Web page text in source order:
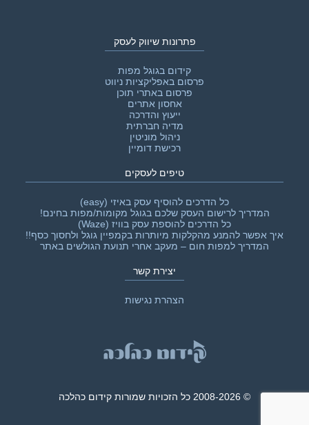
פתרונות שיווק לעסק
קידום בגוגל מפות
פרסום באפליקציות ניווט
פרסום באתרי תוכן
אחסון אתרים
ייעוץ והדרכה
מדיה חברתית
ניהול מוניטין
רכישת דומיין
טיפים לעסקים
כל הדרכים להוסיף עסק באיזי (easy)
המדריך לרישום העסק שלכם בגוגל מקומות/מפות בחינם!
כל הדרכים להוספת עסק בוויז (Waze)
איך אפשר להמנע מהקלקות מיותרות בקמפיין גוגל ולחסוך כסף!!‎
המדריך למפות חום – מעקב אחרי תנועת הגולשים באתר
יצירת קשר
הצהרת נגישות
© 2008-2026 כל הזכויות שמורות קידום כהלכה